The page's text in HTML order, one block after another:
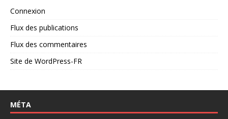
Connexion
Flux des publications
Flux des commentaires
Site de WordPress-FR
MÉTA